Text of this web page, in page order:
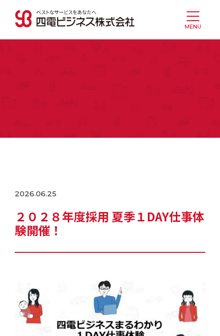
MENU
2026.06.25
２０２８年度採用 夏季１DAY仕事体
験開催！